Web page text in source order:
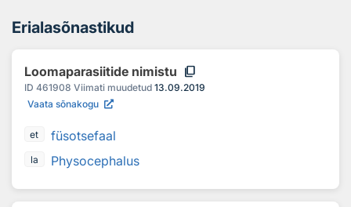
Erialasõnastikud
Loomaparasiitide nimistu content_copy
ID 461908 Viimati muudetud 13.09.2019
Vaata sõnakogu
et füsotsefaal
la Physocephalus